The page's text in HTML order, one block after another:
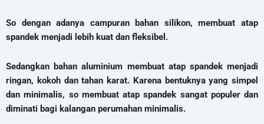
So dengan adanya campuran bahan silikon, membuat atap
spandek menjadi lebih kuat dan fleksibel.
Sedangkan bahan aluminium membuat atap spandek menjadi
ringan, kokoh dan tahan karat. Karena bentuknya yang simpel
dan minimalis, so membuat atap spandek sangat populer dan
diminati bagi kalangan perumahan minimalis.